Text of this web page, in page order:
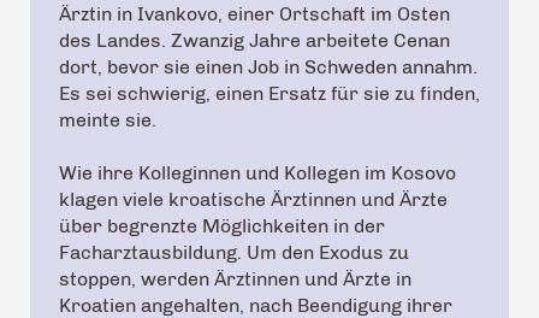
Ärztin in Ivankovo, einer Ortschaft im Osten
des Landes. Zwanzig Jahre arbeitete Cenan
dort, bevor sie einen Job in Schweden annahm.
Es sei schwierig, einen Ersatz für sie zu finden,
meinte sie.
Wie ihre Kolleginnen und Kollegen im Kosovo
klagen viele kroatische Ärztinnen und Ärzte
über begrenzte Möglichkeiten in der
Facharztausbildung. Um den Exodus zu
stoppen, werden Ärztinnen und Ärzte in
Kroatien angehalten, nach Beendigung ihrer